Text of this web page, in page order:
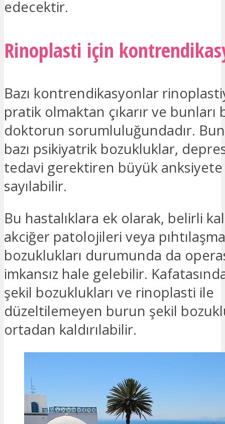
edecektir.
Rinoplasti için
Bazı kontrendikasyonlar
pratik olmaktan çıkarır ve bunları
doktorun sorumluluğundadır.
bazı psikiyatrik bozukluklar,
tedavi gerektiren büyük anksiyete
sayılabilir.
Bu hastalıklara ek olarak, belirli
akciğer patolojileri veya pıhtılaşma
bozuklukları durumunda da
imkansız hale gelebilir.
şekil bozuklukları ve rinoplasti ile
düzeltilemeyen burun şekil
ortadan kaldırılabilir.